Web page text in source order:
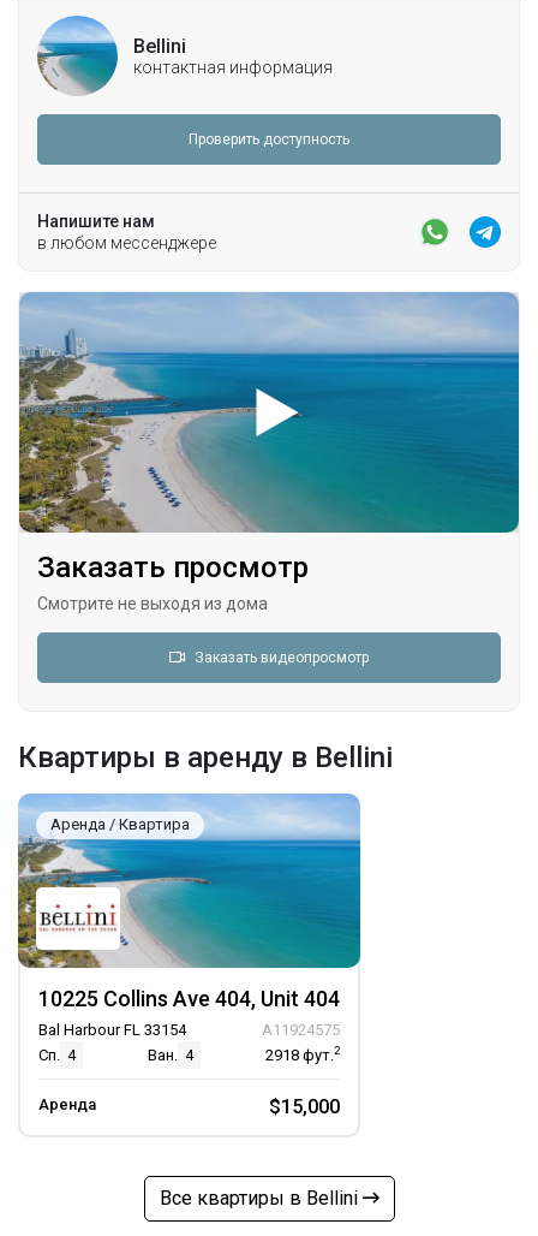
Bellini
контактная информация
Проверить доступность
Напишите нам
в любом мессенджере
Заказать просмотр
Смотрите не выходя из дома
Заказать видеопросмотр
Квартиры в аренду в Bellini
Аренда / Квартира
10225 Collins Ave 404, Unit 404
Bal Harbour FL 33154
A11924575
Сп. 4 Ван. 4 2918 фут.2
Аренда $15,000
Все квартиры в Bellini